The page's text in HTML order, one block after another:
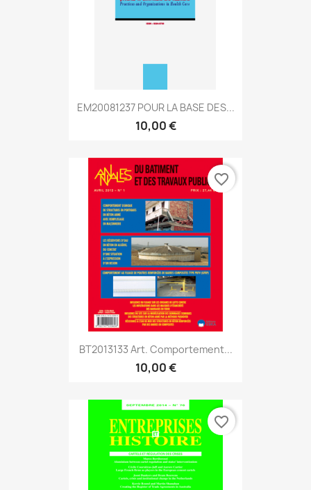
EM20081237 POUR LA BASE DES...
10,00 €
BT2013133 Art. Comportement...
10,00 €
favorite_border
favorite_border